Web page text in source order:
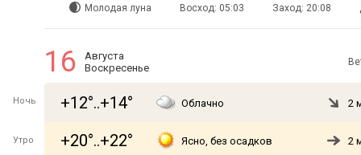
Молодая луна Восход: 05:03 Заход: 20:08
16
Августа
Воскресенье
Ночь +12°..+14° Облачно 2
Утро +20°..+22° Ясно, без осадков 2